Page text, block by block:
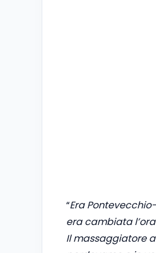
“Era
era cambiata
Il massaggiatore